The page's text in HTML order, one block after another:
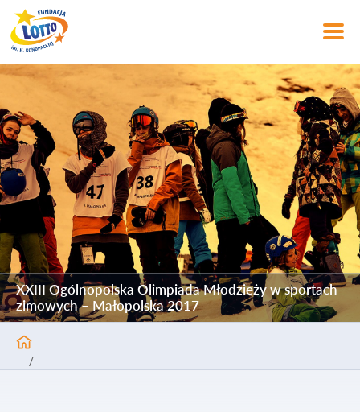
XXIII Ogólnopolska Olimpiada Młodzieży w sportach
zimowych – Małopolska 2017
/